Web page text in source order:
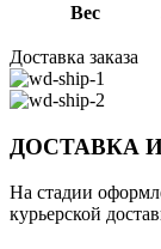
Вес
Доставка заказа
ДОСТАВКА
На стадии
курьерской